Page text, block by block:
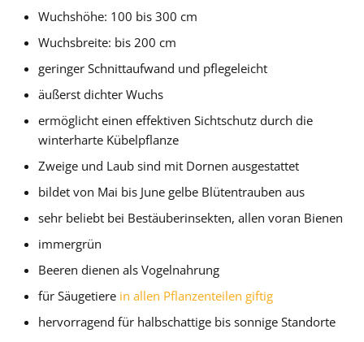
Wuchshöhe: 100 bis 300 cm
Wuchsbreite: bis 200 cm
geringer Schnittaufwand und pflegeleicht
äußerst dichter Wuchs
ermöglicht einen effektiven Sichtschutz durch die
winterharte Kübelpflanze
Zweige und Laub sind mit Dornen ausgestattet
bildet von Mai bis June gelbe Blütentrauben aus
sehr beliebt bei Bestäuberinsekten, allen voran Bienen
immergrün
Beeren dienen als Vogelnahrung
für Säugetiere in allen Pflanzenteilen giftig
hervorragend für halbschattige bis sonnige Standorte